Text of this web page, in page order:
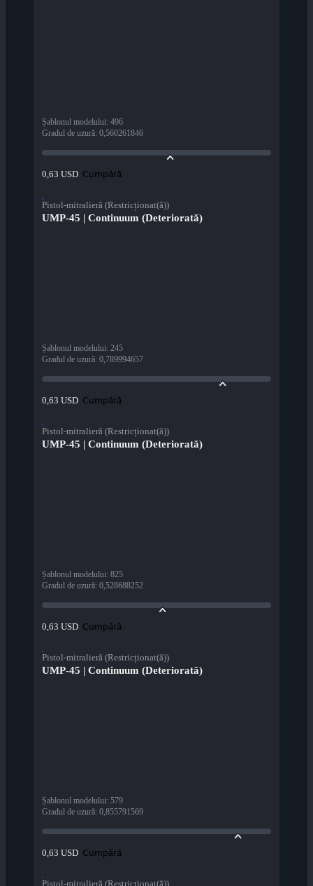
Șablonul modelului: 496
Gradul de uzură: 0,560261846
0,63 USD Cumpără
Pistol-mitralieră (Restricționat(ă))
UMP-45 | Continuum (Deteriorată)
Șablonul modelului: 245
Gradul de uzură: 0,789994657
0,63 USD Cumpără
Pistol-mitralieră (Restricționat(ă))
UMP-45 | Continuum (Deteriorată)
Șablonul modelului: 825
Gradul de uzură: 0,528688252
0,63 USD Cumpără
Pistol-mitralieră (Restricționat(ă))
UMP-45 | Continuum (Deteriorată)
Șablonul modelului: 579
Gradul de uzură: 0,855791569
0,63 USD Cumpără
Pistol-mitralieră (Restricționat(ă))